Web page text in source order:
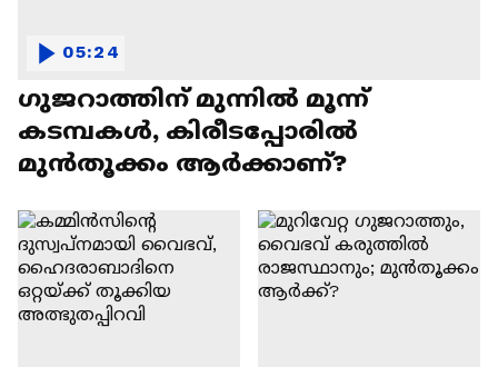
ഗുജറാത്തിന് മുന്നില്‍ മൂന്ന്
കടമ്പകള്‍, കിരീടപ്പോരില്‍
മുൻതൂക്കം ആര്‍ക്കാണ്?
05:24